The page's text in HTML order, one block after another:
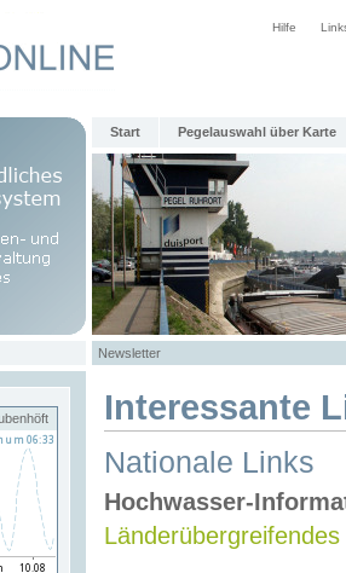
Hilfe
Start Pegelauswahl über Karte
Newsletter
Interessante
Nationale Links
Hochwasser-